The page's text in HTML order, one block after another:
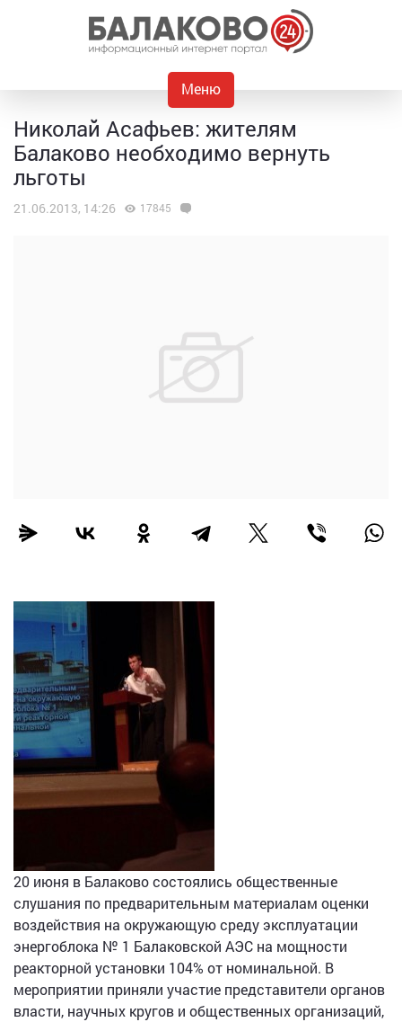
Меню
Николай Асафьев: жителям
Балаково необходимо вернуть
льготы
21.06.2013, 14:26 17845
20 июня в Балаково состоялись общественные
слушания по предварительным материалам оценки
воздействия на окружающую среду эксплуатации
энергоблока № 1 Балаковской АЭС на мощности
реакторной установки 104% от номинальной. В
мероприятии приняли участие представители органов
власти, научных кругов и общественных организаций,